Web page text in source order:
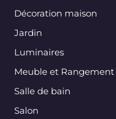
Décoration maison
Jardin
Luminaires
Meuble et Rangement
Salle de bain
Salon